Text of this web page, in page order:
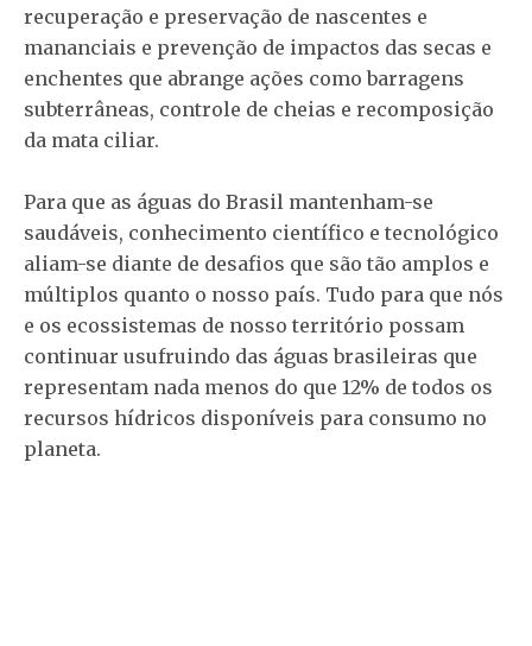
recuperação e preservação de nascentes e
mananciais e prevenção de impactos das secas e
enchentes que abrange ações como barragens
subterrâneas, controle de cheias e recomposição
da mata ciliar.
Para que as águas do Brasil mantenham-se
saudáveis, conhecimento científico e tecnológico
aliam-se diante de desafios que são tão amplos e
múltiplos quanto o nosso país. Tudo para que nós
e os ecossistemas de nosso território possam
continuar usufruindo das águas brasileiras que
representam nada menos do que 12% de todos os
recursos hídricos disponíveis para consumo no
planeta.